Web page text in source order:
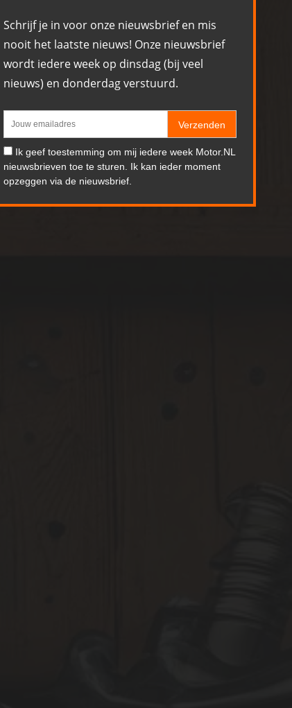
Schrijf je in voor onze nieuwsbrief en mis
nooit het laatste nieuws! Onze nieuwsbrief
wordt iedere week op dinsdag (bij veel
nieuws) en donderdag verstuurd.
Verzenden
Ik geef toestemming om mij iedere week Motor.NL
nieuwsbrieven toe te sturen. Ik kan ieder moment
opzeggen via de nieuwsbrief.